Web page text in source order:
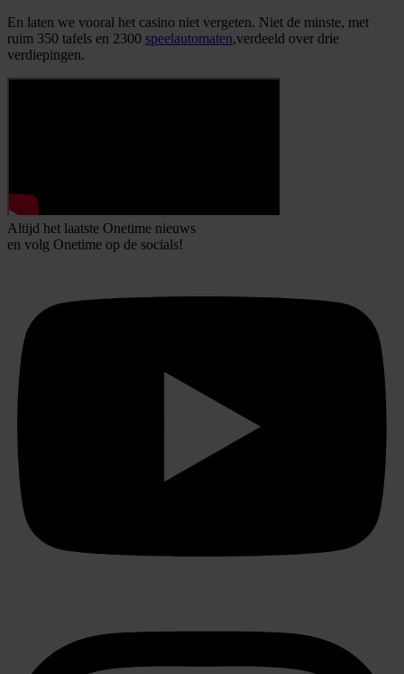
En laten we vooral het casino niet vergeten. Niet de minste, met
ruim 350 tafels en 2300 speelautomaten,verdeeld over drie
verdiepingen.
Altijd het laatste Onetime nieuws
en volg Onetime op de socials!